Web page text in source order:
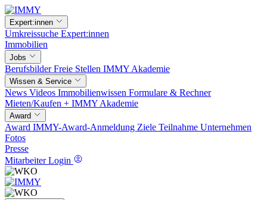
Expert:innen
Umkreissuche Expert:innen
Immobilien
Jobs
BerufsbilderFreie Stellen IMMY Akademie
Wissen & Service
News Videos Immobilienwissen Formulare & Rechner
Mieten/Kaufen + IMMY Akademie
Award
Award IMMY-Award-Anmeldung Ziele Teilnahme Unternehmen
Fotos
Presse
Mitarbeiter Login